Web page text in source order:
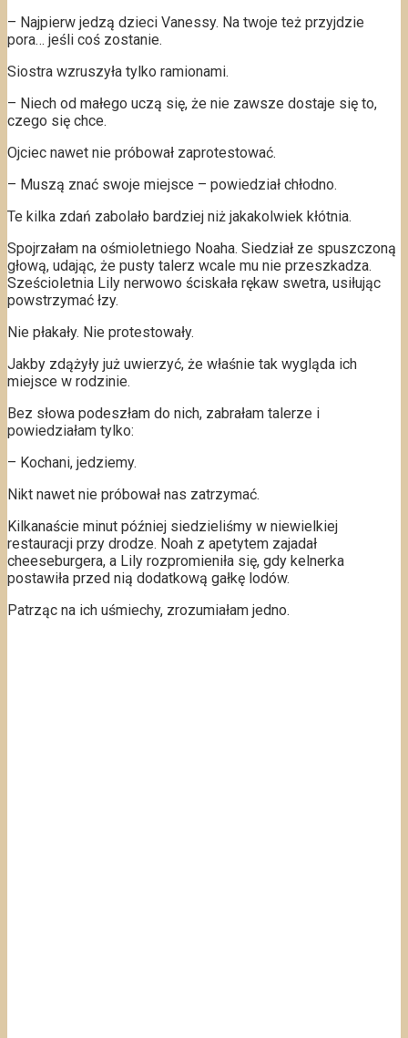
– Najpierw jedzą dzieci Vanessy. Na twoje też przyjdzie
pora… jeśli coś zostanie.
Siostra wzruszyła tylko ramionami.
– Niech od małego uczą się, że nie zawsze dostaje się to,
czego się chce.
Ojciec nawet nie próbował zaprotestować.
– Muszą znać swoje miejsce – powiedział chłodno.
Te kilka zdań zabolało bardziej niż jakakolwiek kłótnia.
Spojrzałam na ośmioletniego Noaha. Siedział ze spuszczoną
głową, udając, że pusty talerz wcale mu nie przeszkadza.
Sześcioletnia Lily nerwowo ściskała rękaw swetra, usiłując
powstrzymać łzy.
Nie płakały. Nie protestowały.
Jakby zdążyły już uwierzyć, że właśnie tak wygląda ich
miejsce w rodzinie.
Bez słowa podeszłam do nich, zabrałam talerze i
powiedziałam tylko:
– Kochani, jedziemy.
Nikt nawet nie próbował nas zatrzymać.
Kilkanaście minut później siedzieliśmy w niewielkiej
restauracji przy drodze. Noah z apetytem zajadał
cheeseburgera, a Lily rozpromieniła się, gdy kelnerka
postawiła przed nią dodatkową gałkę lodów.
Patrząc na ich uśmiechy, zrozumiałam jedno.